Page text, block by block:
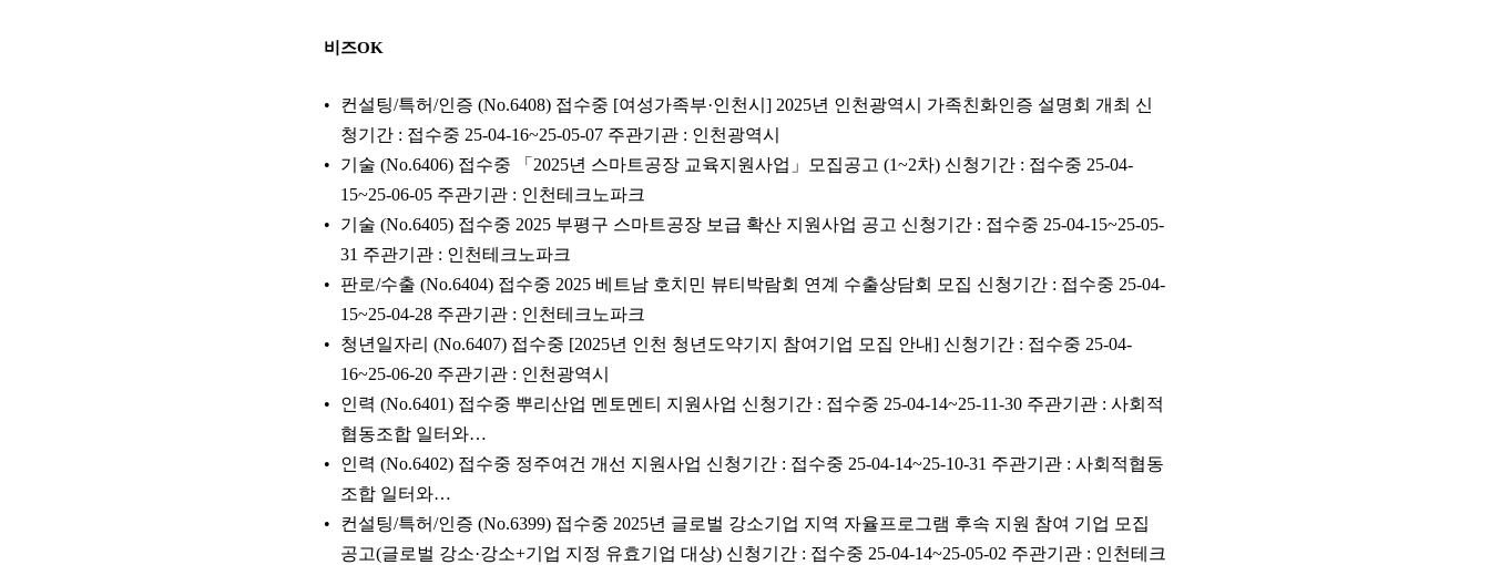
비즈OK
컨설팅/특허/인증 (No.6408) 접수중 [여성가족부·인천시] 2025년 인천광역시 가족친화인증 설명회 개최 신
청기간 : 접수중 25-04-16~25-05-07 주관기관 : 인천광역시
기술 (No.6406) 접수중 「2025년 스마트공장 교육지원사업」모집공고 (1~2차) 신청기간 : 접수중 25-04-
15~25-06-05 주관기관 : 인천테크노파크
기술 (No.6405) 접수중 2025 부평구 스마트공장 보급 확산 지원사업 공고 신청기간 : 접수중 25-04-15~25-05-
31 주관기관 : 인천테크노파크
판로/수출 (No.6404) 접수중 2025 베트남 호치민 뷰티박람회 연계 수출상담회 모집 신청기간 : 접수중 25-04-
15~25-04-28 주관기관 : 인천테크노파크
청년일자리 (No.6407) 접수중 [2025년 인천 청년도약기지 참여기업 모집 안내] 신청기간 : 접수중 25-04-
16~25-06-20 주관기관 : 인천광역시
인력 (No.6401) 접수중 뿌리산업 멘토멘티 지원사업 신청기간 : 접수중 25-04-14~25-11-30 주관기관 : 사회적
협동조합 일터와…
인력 (No.6402) 접수중 정주여건 개선 지원사업 신청기간 : 접수중 25-04-14~25-10-31 주관기관 : 사회적협동
조합 일터와…
컨설팅/특허/인증 (No.6399) 접수중 2025년 글로벌 강소기업 지역 자율프로그램 후속 지원 참여 기업 모집
공고(글로벌 강소·강소+기업 지정 유효기업 대상) 신청기간 : 접수중 25-04-14~25-05-02 주관기관 : 인천테크